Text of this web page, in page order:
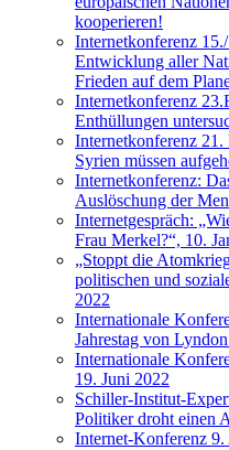
kooperieren!
Internetkonferenz
Entwicklung aller
Frieden auf dem
Internetkonferenz
Enthüllungen
Internetkonferenz 21.
Syrien müssen
Internetkonferenz:
Auslöschung der
Internetgespräch:
Frau Merkel?“, 10.
„Stoppt die
politischen und
2022
Internationale
Jahrestag von
Internationale
19. Juni 2022
Schiller-Institut-
Politiker droht einen
Internet-Konferenz